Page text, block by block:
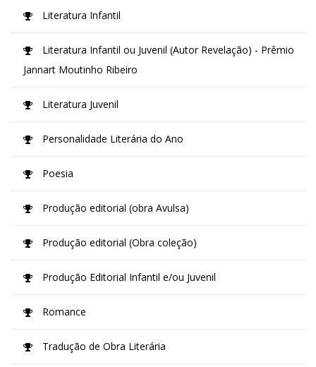
Literatura Infantil
Literatura Infantil ou Juvenil (Autor Revelação) - Prêmio
Jannart Moutinho Ribeiro
Literatura Juvenil
Personalidade Literária do Ano
Poesia
Produção editorial (obra Avulsa)
Produção editorial (Obra coleção)
Produção Editorial Infantil e/ou Juvenil
Romance
Tradução de Obra Literária